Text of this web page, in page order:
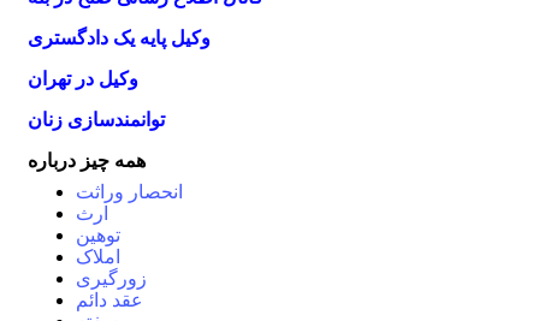
وکیل پایه یک دادگستری
وکیل در تهران
توانمندسازی زنان
همه چیز درباره
انحصار وراثت
ارث
توهین
املاک
زورگیری
عقد دائم